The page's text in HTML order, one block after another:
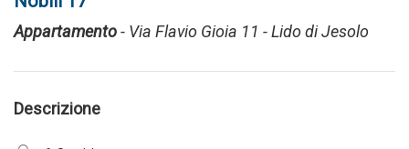
Appartamento- Via Flavio Gioia 11 - Lido di Jesolo
Descrizione